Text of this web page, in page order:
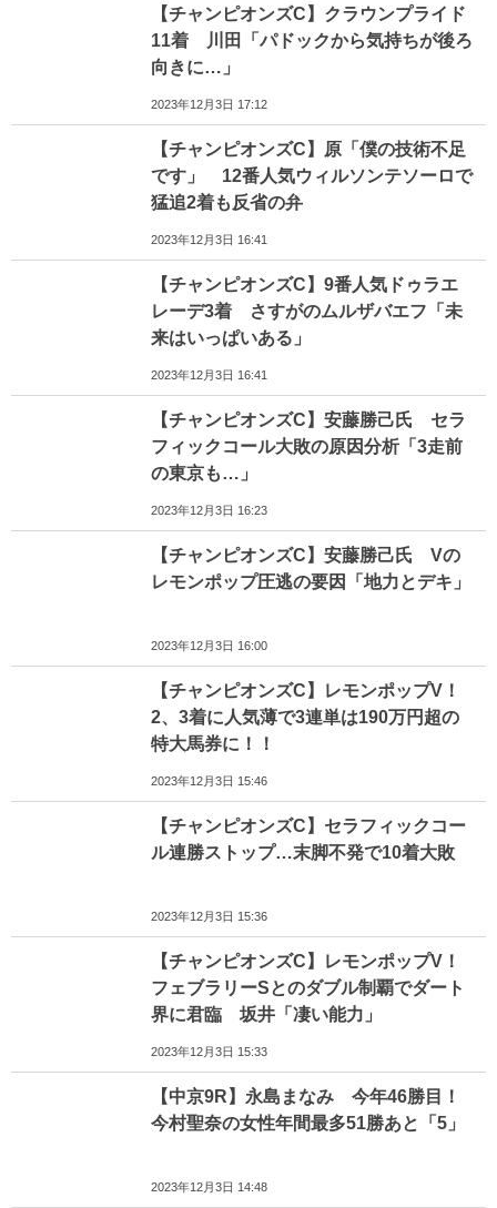
【チャンピオンズC】クラウンプライド
11着 川田「パドックから気持ちが後ろ
向きに…」
2023年12月3日 17:12
【チャンピオンズC】原「僕の技術不足
です」 12番人気ウィルソンテソーロで
猛追2着も反省の弁
2023年12月3日 16:41
【チャンピオンズC】9番人気ドゥラエ
レーデ3着 さすがのムルザバエフ「未
来はいっぱいある」
2023年12月3日 16:41
【チャンピオンズC】安藤勝己氏 セラ
フィックコール大敗の原因分析「3走前
の東京も…」
2023年12月3日 16:23
【チャンピオンズC】安藤勝己氏 Vの
レモンポップ圧逃の要因「地力とデキ」
2023年12月3日 16:00
【チャンピオンズC】レモンポップV！
2、3着に人気薄で3連単は190万円超の
特大馬券に！！
2023年12月3日 15:46
【チャンピオンズC】セラフィックコー
ル連勝ストップ…末脚不発で10着大敗
2023年12月3日 15:36
【チャンピオンズC】レモンポップV！
フェブラリーSとのダブル制覇でダート
界に君臨 坂井「凄い能力」
2023年12月3日 15:33
【中京9R】永島まなみ 今年46勝目！
今村聖奈の女性年間最多51勝あと「5」
2023年12月3日 14:48